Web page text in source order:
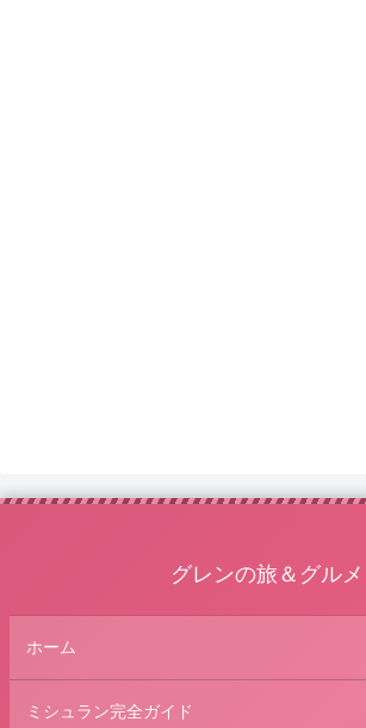
グレンの旅＆グルメ
ホーム
ミシュラン完全ガイド